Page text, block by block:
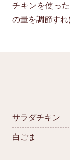
チキンを使っ
の量を調節すれ
サラダチキン
白ごま